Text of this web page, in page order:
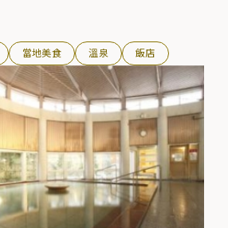
當地美食 溫泉 飯店